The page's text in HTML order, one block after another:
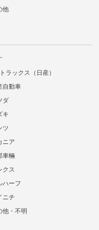
他
ラックス（日産）
自動車
ダ
キ
ツ
ニア
車輛
クス
ハーフ
ニチ
他・不明